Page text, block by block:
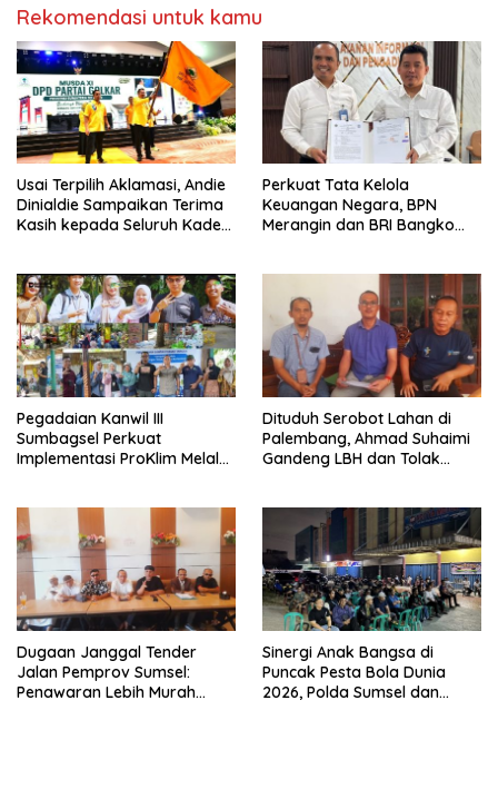
Rekomendasi untuk kamu
Usai Terpilih Aklamasi, Andie
Dinialdie Sampaikan Terima
Kasih kepada Seluruh Kader
Perkuat Tata Kelola
Keuangan Negara, BPN
Merangin dan BRI Bangko
Pegadaian Kanwil III
Sumbagsel Perkuat
Implementasi ProKlim Melalui
Dituduh Serobot Lahan di
Palembang, Ahmad Suhaimi
Gandeng LBH dan Tolak
Dugaan Janggal Tender
Jalan Pemprov Sumsel:
Penawaran Lebih Murah
Sinergi Anak Bangsa di
Puncak Pesta Bola Dunia
2026, Polda Sumsel dan